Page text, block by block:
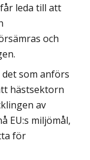
leda till att
och
som anförs
hästsektorn
av
EU:s miljömål,
för